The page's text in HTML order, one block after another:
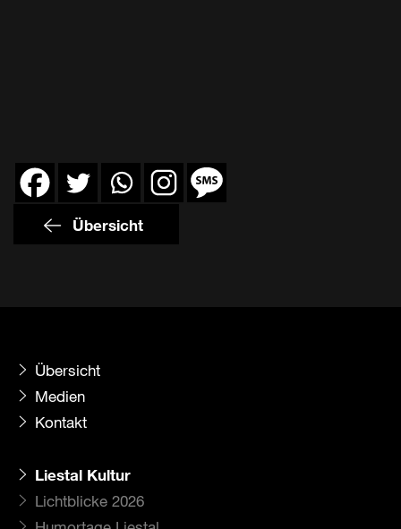
Übersicht
Übersicht
Medien
Kontakt
Liestal Kultur
Lichtblicke 2026